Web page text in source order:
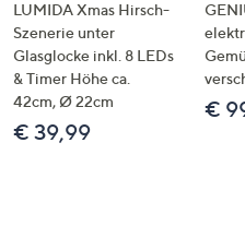
LUMIDA Xmas Hirsch-
Szenerie unter
Glasglocke inkl. 8 LEDs
& Timer Höhe ca.
42cm, Ø 22cm
€ 39,99
€